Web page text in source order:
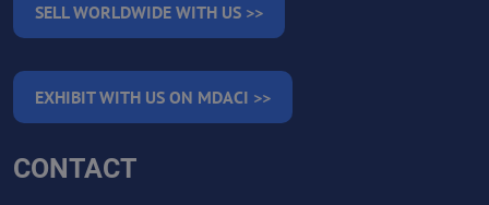
SELL WORLDWIDE WITH US >>
EXHIBIT WITH US ON MDACI >>
CONTACT